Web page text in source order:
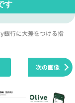
す
銀行に大差をつける指
次の画像